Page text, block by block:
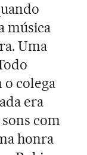
música
Uma
colega
era
com
honra